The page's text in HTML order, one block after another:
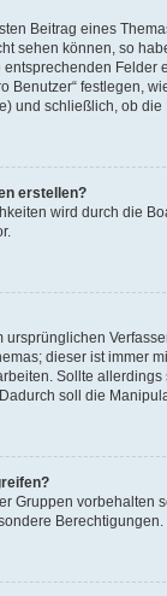
Beitrag eines
sehen können, so
Benutzer“ festlegen,
und schließlich, ob
erstellen?
wird durch die
dieser ist immer
Sollte
soll die
Gruppen